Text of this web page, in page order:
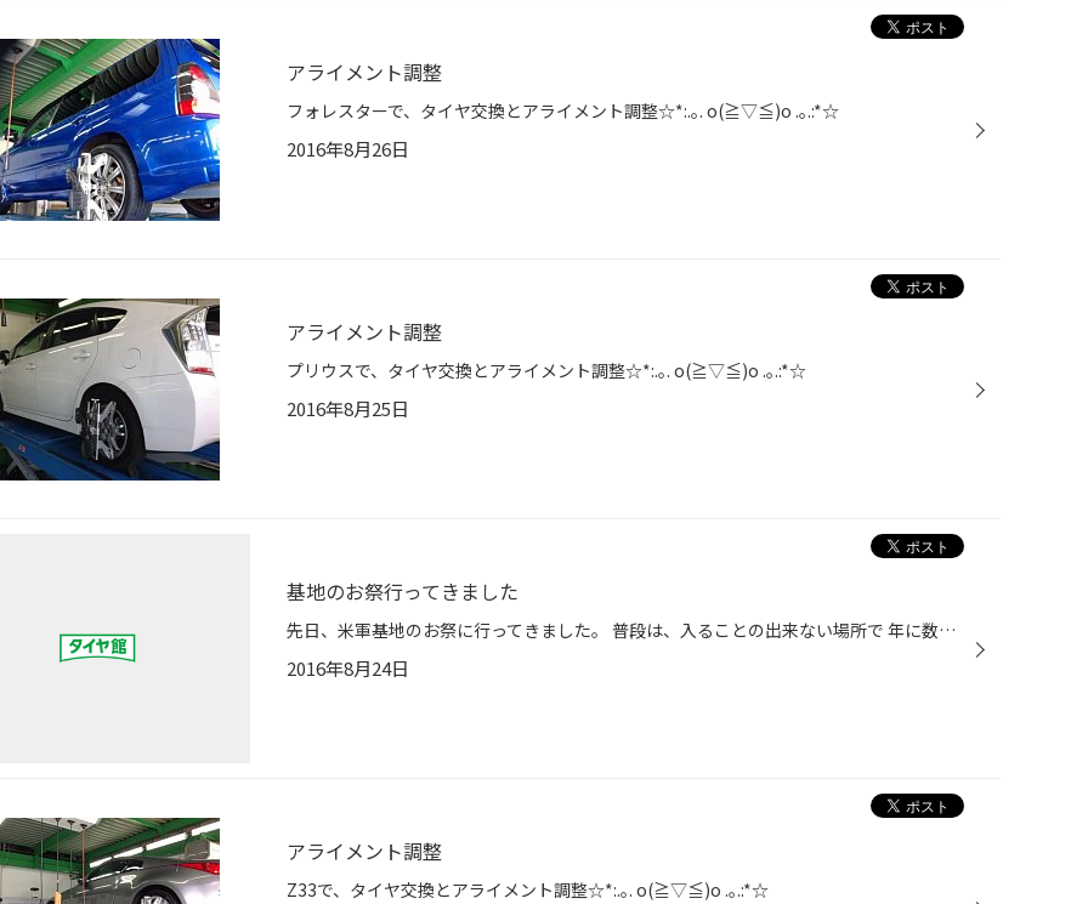
アライメント調整
フォレスターで、タイヤ交換とアライメント調整☆*:.｡. o(≧▽≦)o .｡.:*☆
2016年8月26日
アライメント調整
プリウスで、タイヤ交換とアライメント調整☆*:.｡. o(≧▽≦)o .｡.:*☆
2016年8月25日
基地のお祭行ってきました
先日、米軍基地のお祭に行ってきました。 普段は、入ることの出来ない場所で 年に数回しか入れないようです。 食べ物もさすがアメリカンフード！ ボリューム満点でした！
2016年8月24日
アライメント調整
Z33で、タイヤ交換とアライメント調整☆*:.｡. o(≧▽≦)o .｡.:*☆